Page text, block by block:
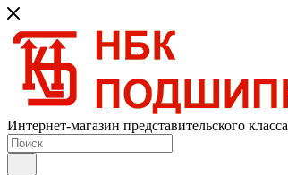
Интернет-магазин представительского класса